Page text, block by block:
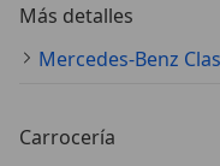
Más detalles
Mercedes-Benz
Carrocería